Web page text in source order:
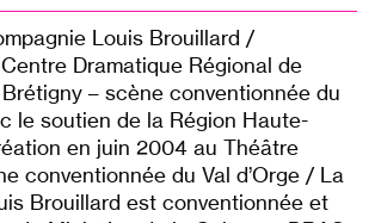
Louis Brouillard /
Dramatique Régional de
– scène conventionnée du
le soutien de la Région Haute-
en juin 2004 au Théâtre
conventionnée du Val d’Orge / La
Brouillard est conventionnée et